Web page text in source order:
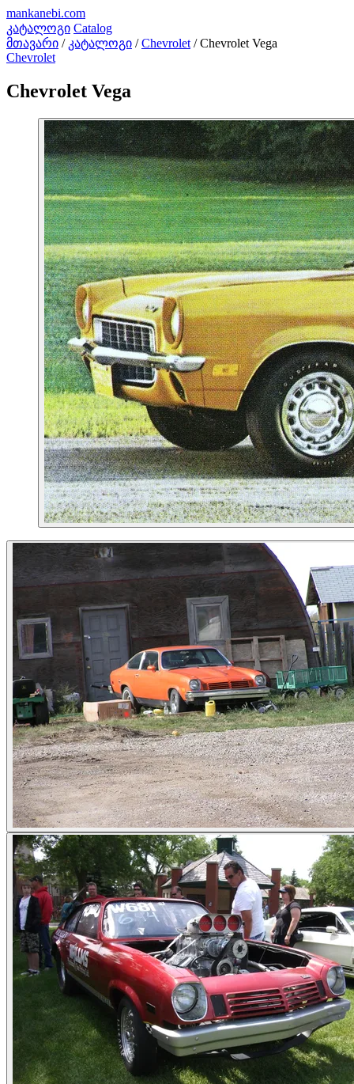
mankanebi.com
კატალოგი Catalog
მთავარი / კატალოგი / Chevrolet / Chevrolet Vega
Chevrolet
Chevrolet Vega